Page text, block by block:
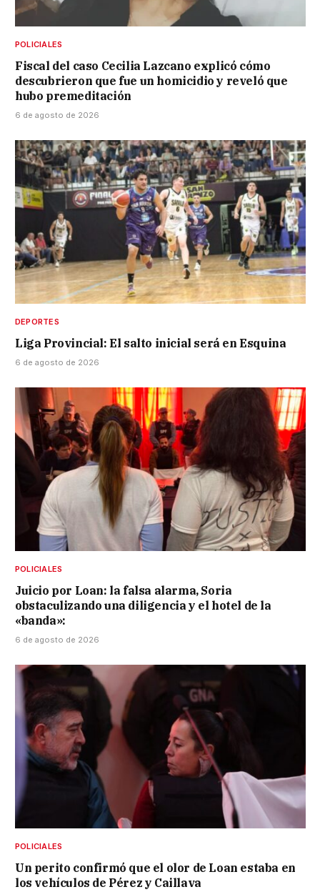
POLICIALES
Fiscal del caso Cecilia Lazcano explicó cómo
descubrieron que fue un homicidio y reveló que
hubo premeditación
6 de agosto de 2026
DEPORTES
Liga Provincial: El salto inicial será en Esquina
6 de agosto de 2026
POLICIALES
Juicio por Loan: la falsa alarma, Soria
obstaculizando una diligencia y el hotel de la
«banda»:
6 de agosto de 2026
POLICIALES
Un perito confirmó que el olor de Loan estaba en
los vehículos de Pérez y Caillava